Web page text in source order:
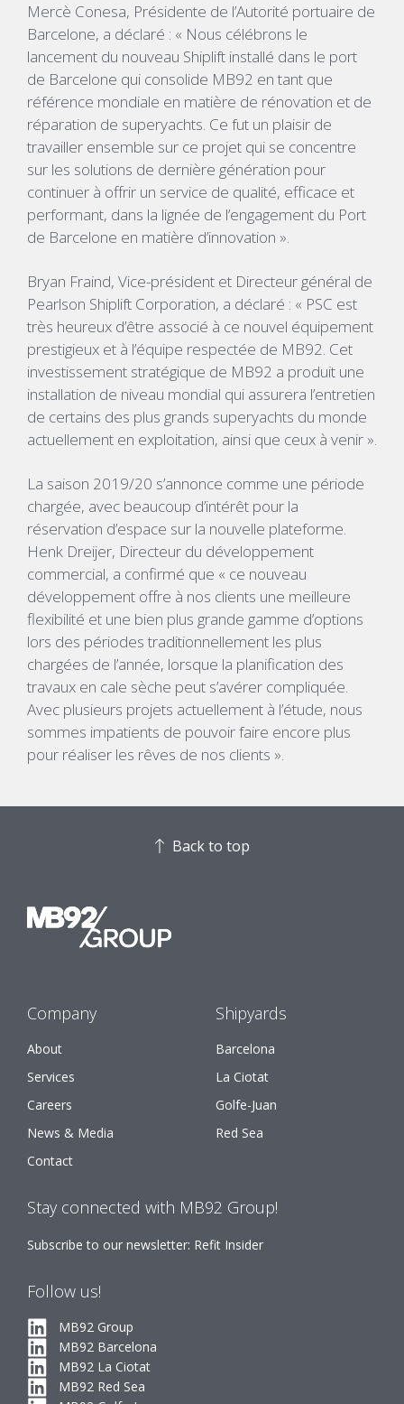
Mercè Conesa, Présidente de l’Autorité portuaire de
Barcelone, a déclaré : « Nous célébrons le
lancement du nouveau Shiplift installé dans le port
de Barcelone qui consolide MB92 en tant que
référence mondiale en matière de rénovation et de
réparation de superyachts. Ce fut un plaisir de
travailler ensemble sur ce projet qui se concentre
sur les solutions de dernière génération pour
continuer à offrir un service de qualité, efficace et
performant, dans la lignée de l’engagement du Port
de Barcelone en matière d’innovation ».
Bryan Fraind, Vice-président et Directeur général de
Pearlson Shiplift Corporation, a déclaré : « PSC est
très heureux d’être associé à ce nouvel équipement
prestigieux et à l’équipe respectée de MB92. Cet
investissement stratégique de MB92 a produit une
installation de niveau mondial qui assurera l’entretien
de certains des plus grands superyachts du monde
actuellement en exploitation, ainsi que ceux à venir ».
La saison 2019/20 s’annonce comme une période
chargée, avec beaucoup d’intérêt pour la
réservation d’espace sur la nouvelle plateforme.
Henk Dreijer, Directeur du développement
commercial, a confirmé que « ce nouveau
développement offre à nos clients une meilleure
flexibilité et une bien plus grande gamme d’options
lors des périodes traditionnellement les plus
chargées de l’année, lorsque la planification des
travaux en cale sèche peut s’avérer compliquée.
Avec plusieurs projets actuellement à l’étude, nous
sommes impatients de pouvoir faire encore plus
pour réaliser les rêves de nos clients ».
Back to top
Company
About
Services
Careers
News & Media
Contact
Shipyards
Barcelona
La Ciotat
Golfe-Juan
Red Sea
Stay connected with MB92 Group!
Subscribe to our newsletter: Refit Insider
Follow us!
MB92 Group
MB92 Barcelona
MB92 La Ciotat
MB92 Red Sea